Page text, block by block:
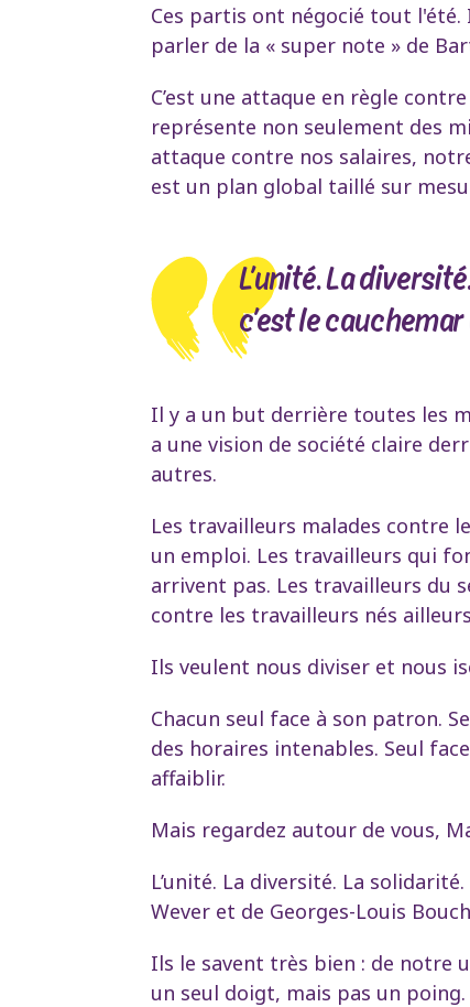
Ces partis ont négocié tout l'été.
parler de la « super note » de
C’est une attaque en règle
représente non seulement des
attaque contre nos salaires,
est un plan global taillé sur
L’unité. La
c’est le
Il y a un but derrière toutes les
a une vision de société claire
autres.
Les travailleurs malades contre
un emploi. Les travailleurs qui
arrivent pas. Les travailleurs du
contre les travailleurs nés
Ils veulent nous diviser et nous
Chacun seul face à son patron.
des horaires intenables. Seul
affaiblir.
Mais regardez autour de vous,
L’unité. La diversité. La
Wever et de Georges-Louis
Ils le savent très bien : de notre
un seul doigt, mais pas un